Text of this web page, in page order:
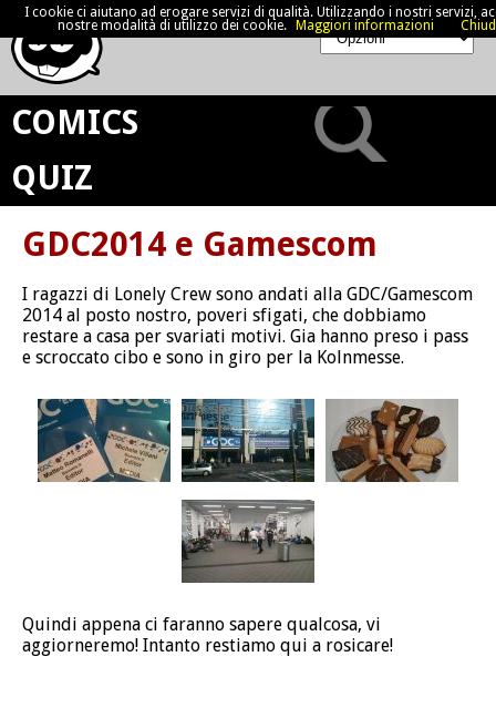
COMICS
QUIZ
GDC2014 e Gamescom
I ragazzi di Lonely Crew sono andati alla GDC/Gamescom
2014 al posto nostro, poveri sfigati, che dobbiamo
restare a casa per svariati motivi. Gia hanno preso i pass
e scroccato cibo e sono in giro per la Kolnmesse.
Quindi appena ci faranno sapere qualcosa, vi
aggiorneremo! Intanto restiamo qui a rosicare!
I cookie ci aiutano ad erogare servizi di qualità. Utilizzando i nostri servizi,
nostre modalità di utilizzo dei cookie.
Maggiori informazioni